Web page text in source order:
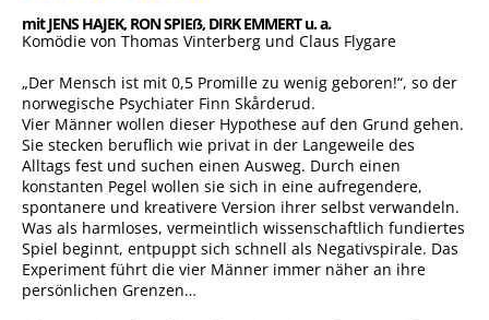
mit JENS HAJEK, RON SPIEẞ, DIRK EMMERT u. a.
Komödie von Thomas Vinterberg und Claus Flygare
„Der Mensch ist mit 0,5 Promille zu wenig geboren!“, so der
norwegische Psychiater Finn Skårderud.
Vier Männer wollen dieser Hypothese auf den Grund gehen.
Sie stecken beruflich wie privat in der Langeweile des
Alltags fest und suchen einen Ausweg. Durch einen
konstanten Pegel wollen sie sich in eine aufregendere,
spontanere und kreativere Version ihrer selbst verwandeln.
Was als harmloses, vermeintlich wissenschaftlich fundiertes
Spiel beginnt, entpuppt sich schnell als Negativspirale. Das
Experiment führt die vier Männer immer näher an ihre
persönlichen Grenzen…